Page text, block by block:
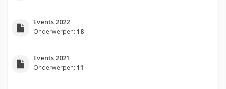
Events 2022
Onderwerpen: 18
Events 2021
Onderwerpen: 11